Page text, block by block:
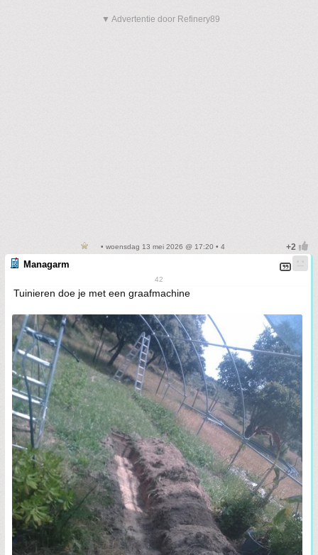
▼ Advertentie door Refinery89
• woensdag 13 mei 2026 @ 17:20 • 4
Managarm
42
Tuinieren doe je met een graafmachine